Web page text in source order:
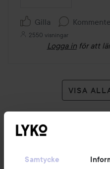
Samtycke
Gilla
2550 visningar
Logga in för att
VISA